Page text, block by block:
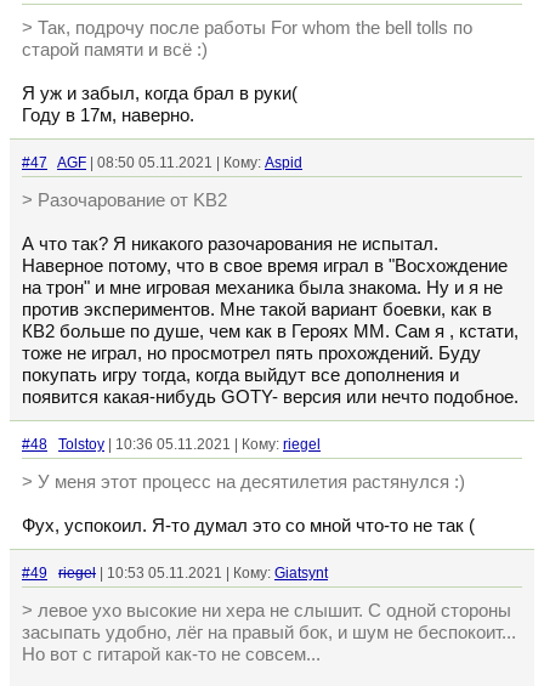
> Так, подрочу после работы For whom the bell tolls по
старой памяти и всё :)
Я уж и забыл, когда брал в руки(
Году в 17м, наверно.
#47 AGF | 08:50 05.11.2021 | Кому: Aspid
> Разочарование от KB2
А что так? Я никакого разочарования не испытал.
Наверное потому, что в свое время играл в "Восхождение
на трон" и мне игровая механика была знакома. Ну и я не
против экспериментов. Мне такой вариант боевки, как в
КВ2 больше по душе, чем как в Героях ММ. Сам я , кстати,
тоже не играл, но просмотрел пять прохождений. Буду
покупать игру тогда, когда выйдут все дополнения и
появится какая-нибудь GOTY- версия или нечто подобное.
#48 Tolstoy | 10:36 05.11.2021 | Кому: riegel
> У меня этот процесс на десятилетия растянулся :)
Фух, успокоил. Я-то думал это со мной что-то не так (
#49 riegel | 10:53 05.11.2021 | Кому: Giatsynt
> левое ухо высокие ни хера не слышит. С одной стороны
засыпать удобно, лёг на правый бок, и шум не беспокоит...
Но вот с гитарой как-то не совсем...